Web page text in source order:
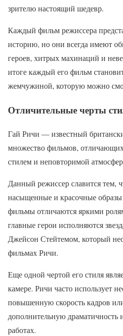
зрителю настоящий шедевр.
Каждый фильм режиссера
историю, но они всегда имеют
героев, хитрых махинаций и
итоге каждый его фильм
жемчужиной, которую можно
Отличительные черты
Гай Ричи — известный
множество фильмов,
стилем и неповторимой
Данный режиссер славится тем,
насыщенные и красочные
фильмы отличаются яркими
главные герои исполняются
Джейсон Стейтемом, который
фильмах Ричи.
Еще одной чертой его стиля
камере. Ричи часто использует
повышенную скорость кадров
дополнительную драматичность
работах.